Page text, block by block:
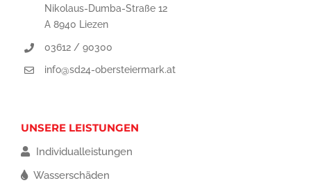
Nikolaus-Dumba-Straße 12
A 8940 Liezen
03612 / 90300
info@sd24-obersteiermark.at
UNSERE LEISTUNGEN
Individualleistungen
Wasserschäden